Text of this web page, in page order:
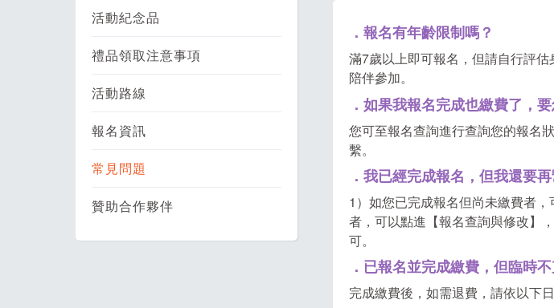
活動紀念品
禮品領取注意事項
活動路線
報名資訊
常見問題
贊助合作夥伴
．報名有年齡限制嗎？
滿7歲以上即可報名，但請自行評
陪伴參加。
．如果我報名完成也繳費了，
您可至報名查詢進行查詢您的報名
繫。
．我已經完成報名，但我還要
1）如您已完成報名但尚未繳費者
者，可以點進【報名查詢與修改】
可。
．已報名並完成繳費，但臨時
完成繳費後，如需退費，請依以下日